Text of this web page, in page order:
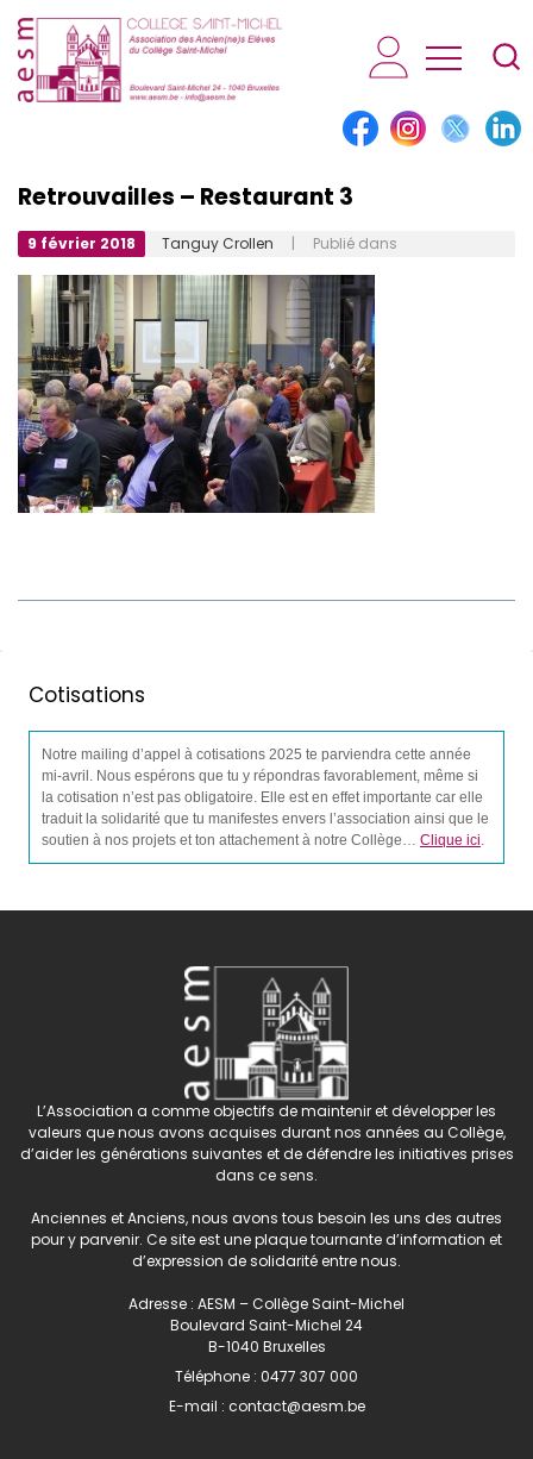
AESM...
Retrouvailles – Restaurant 3
9 février 2018 Tanguy Crollen | Publié dans
Cotisations
Notre mailing d’appel à cotisations 2025 te parviendra cette année
mi-avril. Nous espérons que tu y répondras favorablement, même si
la cotisation n’est pas obligatoire. Elle est en effet importante car elle
traduit la solidarité que tu manifestes envers l’association ainsi que le
soutien à nos projets et ton attachement à notre Collège… Clique ici.
L’Association a comme objectifs de maintenir et développer les
valeurs que nous avons acquises durant nos années au Collège,
d’aider les générations suivantes et de défendre les initiatives prises
dans ce sens.
Anciennes et Anciens, nous avons tous besoin les uns des autres
pour y parvenir. Ce site est une plaque tournante d’information et
d’expression de solidarité entre nous.
Adresse : AESM – Collège Saint-Michel
Boulevard Saint-Michel 24
B-1040 Bruxelles
Téléphone : 0477 307 000
E-mail : contact@aesm.be